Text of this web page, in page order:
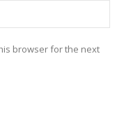
browser for the next